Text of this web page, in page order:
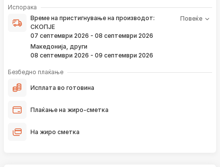
Испорака
Време на пристигнување на производот:
СКОПЈЕ
07 септември 2026 - 08 септември 2026
Македонија, други
08 септември 2026 - 09 септември 2026
Повеќе
Време на пристигнување на производот е периодот од
моментот кога е направена верификација на вашата
нарачка и известувањето за верификација што го
добивате преку е-пошта или смс.
Ако нарачката е поставена сега, производот
пристигнува во временскиот рок наведен погоре.
Постојано ќе Ве известуваме преку е-пошта за
локацијата на вашата нарачка, како и кога истата ќе
до вашата адреса.
*Во 99% од случаите, производите пристигнуваат во временскиот
рок наведен погоре. Имајте в предвид дека меѓународните празници
Безбедно плаќање
Исплата во готовина
Плаќање на жиро-сметка
На жиро сметка